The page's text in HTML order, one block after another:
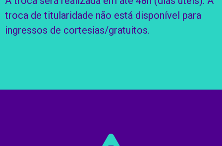
troca de titularidade não está disponível para
ingressos de cortesias/gratuitos.